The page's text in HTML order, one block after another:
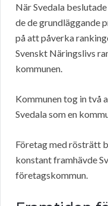
När Svedala
de de grundläggande
på att påverka
Svenskt Näringslivs
kommunen.
Kommunen tog in
Svedala som en
Företag med rösträtt
konstant framhävde
företagskommun.